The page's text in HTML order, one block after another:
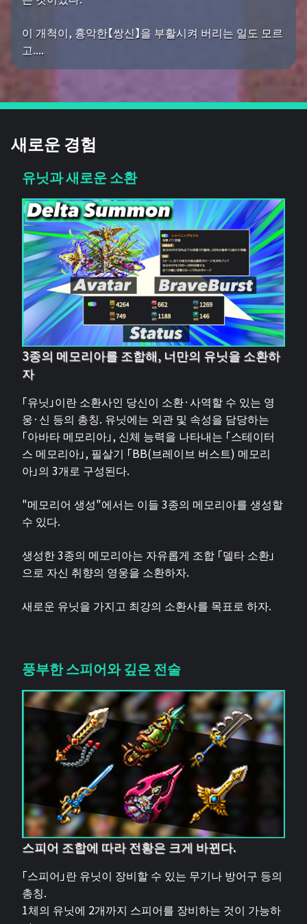
이 개척이, 흉악한【쌍신】을 부활시켜 버리는 일도 모르
고....
새로운 경험
유닛과 새로운 소환
3종의 메모리아를 조합해, 너만의 유닛을 소환하
자
「유닛」이란 소환사인 당신이 소환·사역할 수 있는 영
웅·신 등의 총칭. 유닛에는 외관 및 속성을 담당하는
「아바타 메모리아」, 신체 능력을 나타내는 「스테이터
스 메모리아」, 필살기 「BB(브레이브 버스트) 메모리
아」의 3개로 구성된다.
"메모리어 생성"에서는 이들 3종의 메모리아를 생성할
수 있다.
생성한 3종의 메모리아는 자유롭게 조합 「델타 소환」
으로 자신 취향의 영웅을 소환하자.
새로운 유닛을 가지고 최강의 소환사를 목표로 하자.
풍부한 스피어와 깊은 전술
스피어 조합에 따라 전황은 크게 바뀐다.
「스피어」란 유닛이 장비할 수 있는 무기나 방어구 등의
총칭.
1체의 유닛에 2개까지 스피어를 장비하는 것이 가능하